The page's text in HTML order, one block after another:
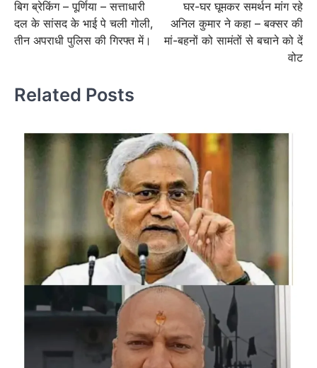
navigation
बिग ब्रेकिंग – पूर्णिया – सत्ताधारी
दल के सांसद के भाई पे चली गोली,
तीन अपराधी पुलिस की गिरफ्त में।
घर-घर घूमकर समर्थन मांग रहे
अनिल कुमार ने कहा – बक्‍सर की
मां-बहनों को सामंतों से बचाने को दें
वोट
Related Posts